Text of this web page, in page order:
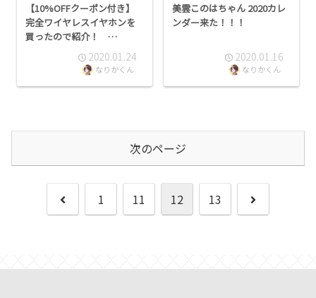
【10%OFFクーポン付き】
完全ワイヤレスイヤホンを
買ったので紹介！
【JPRiDE TWS-520】2020.01.24
なりかくん
美雲このはちゃん 2020カレ
ンダー来た！！！
2020.01.16
なりかくん
次のページ
前
1 11 12 13
次